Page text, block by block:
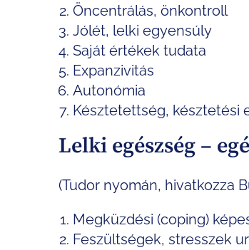
Öncentrálás, önkontroll
Jólét, lelki egyensúly
Saját értékek tudata
Expanzivitás
Autonómia
Késztetettség, késztetési
Lelki egészség –
(Tudor nyomán, hivatkozza
Megküzdési (coping)
Feszültségek, stresszek